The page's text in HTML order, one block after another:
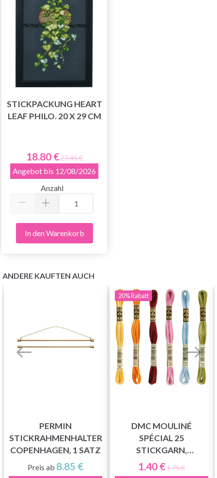
STICKPACKUNG HEART
LEAF PHILO. 20 X 29 CM
18.80 €23.45 €
Angebot bis 12/08/2026
Anzahl
In den Warenkorb
ANDERE KAUFTEN AUCH
PERMIN
STICKRAHMENHALTER
COPENHAGEN, 1 SATZ
Preis ab 8.85 €
20%Rabatt
DMC MOULINÉ
SPÉCIAL 25
STICKGARN,
FARBWECHSELND
1.40 €1.75 €